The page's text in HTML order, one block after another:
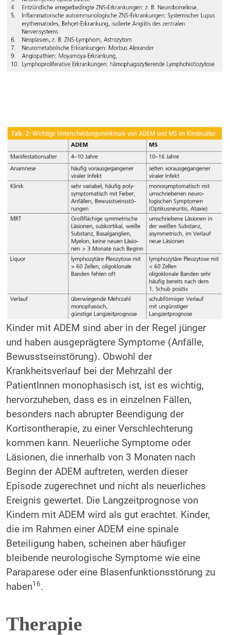
Kinder mit ADEM sind aber in der Regel jünger
und haben ausgeprägtere Symptome (Anfälle,
Bewusstseinstörung). Obwohl der
Krankheitsverlauf bei der Mehrzahl der
PatientInnen monophasisch ist, ist es wichtig,
hervorzuheben, dass es in einzelnen Fällen,
besonders nach abrupter Beendigung der
Kortisontherapie, zu einer Verschlechterung
kommen kann. Neuerliche Symptome oder
Läsionen, die innerhalb von 3 Monaten nach
Beginn der ADEM auftreten, werden dieser
Episode zugerechnet und nicht als neuerliches
Ereignis gewertet. Die Langzeitprognose von
Kindern mit ADEM wird als gut erachtet. Kinder,
die im Rahmen einer ADEM eine spinale
Beteiligung haben, scheinen aber häufiger
bleibende neurologische Symptome wie eine
Paraparese oder eine Blasenfunktionsstörung zu
haben16.
Therapie